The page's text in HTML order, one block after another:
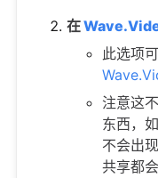
在
此选项
注意这
东西，
不会出
共享都